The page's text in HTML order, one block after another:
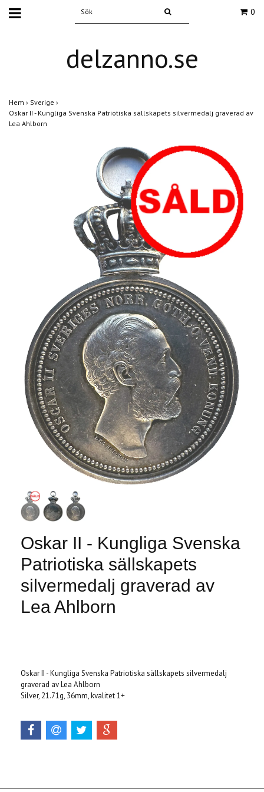
0
delzanno.se
Hem › Sverige ›
Oskar II - Kungliga Svenska Patriotiska sällskapets silvermedalj graverad av
Lea Ahlborn
Oskar II - Kungliga Svenska
Patriotiska sällskapets
silvermedalj graverad av
Lea Ahlborn
Oskar II - Kungliga Svenska Patriotiska sällskapets silvermedalj
graverad av Lea Ahlborn
Silver, 21.71g, 36mm, kvalitet 1+